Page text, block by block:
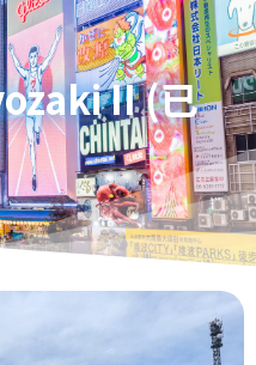
II (已